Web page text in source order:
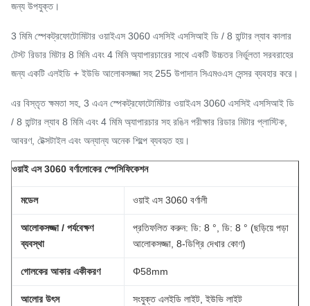
জন্য উপযুক্ত।
3 মিমি স্পেকট্রফোটোমিটার ওয়াইএস 3060 এসসিই এসসিআই ডি / 8 হান্টার ল্যাব কালার
টেস্ট রিডার মিটার 8 মিমি এবং 4 মিমি অ্যাপারচারের সাথে একটি উচ্চতর নির্ভুলতা সরবরাহের
জন্য একটি এলইডি + ইউভি আলোকসজ্জা সহ 255 উপাদান সিএমওএস সেন্সর ব্যবহার করে।
এর বিস্তৃত ক্ষমতা সহ, 3 এএন স্পেকট্রফোটোমিটার ওয়াইএস 3060 এসসিই এসসিআই ডি
/ 8 হান্টার ল্যাব 8 মিমি এবং 4 মিমি অ্যাপারচার সহ রঙিন পরীক্ষার রিডার মিটার প্লাস্টিক,
আবরণ, টেক্সটাইল এবং অন্যান্য অনেক শিল্পে ব্যবহৃত হয়।
ওয়াই এস 3060 বর্ণালোকের স্পেসিফিকেশন
মডেল ওয়াই এস 3060 বর্ণালী
আলোকসজ্জা / পর্যবেক্ষণ
ব্যবস্থা
প্রতিফলিত করুন: ডি: 8 °, ডি: 8 ° (ছড়িয়ে পড়া
আলোকসজ্জা, 8-ডিগ্রি দেখার কোণ)
গোলকের আকার একীকরণ Φ58mm
আলোর উৎস সংযুক্ত এলইডি লাইট, ইউভি লাইট